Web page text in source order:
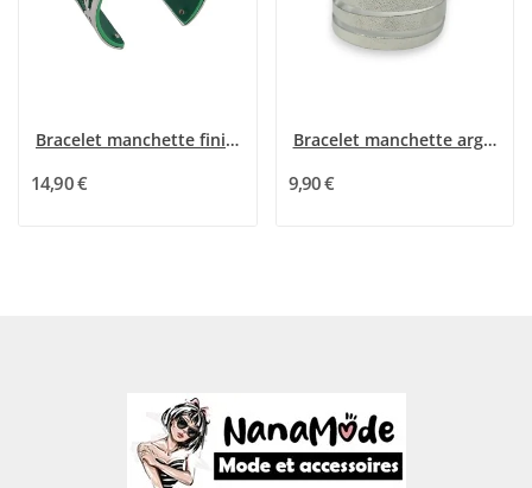
Bracelet manchette finitions argentées simili...
14,90 €
Bracelet manchette argenté ethnique
9,90 €